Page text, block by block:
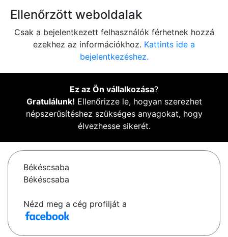
Ellenőrzött weboldalak
Csak a bejelentkezett felhasználók férhetnek hozzá
ezekhez az információkhoz. Kattints ide a
bejelentkezéshez.
Ez az Ön vállalkozása?
Gratulálunk! Ellenőrizze le, hogyan szerezhet
népszerűsítéshez szükséges anyagokat, hogy
élvezhesse sikerét.
Békéscsaba
Békéscsaba
Nézd meg a cég profilját a